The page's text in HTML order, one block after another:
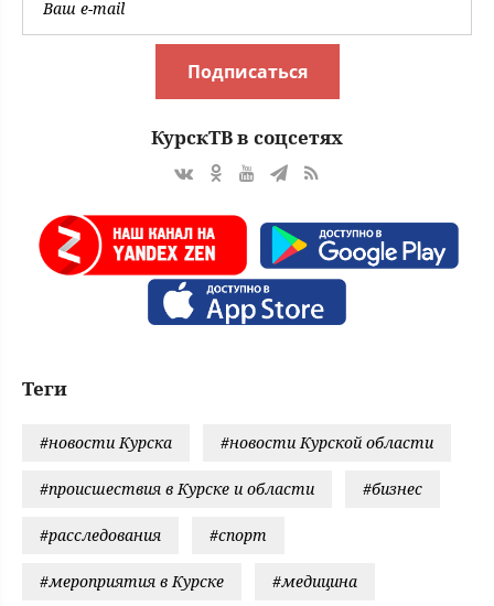
Подписаться
КурскТВ в соцсетях
Теги
#новости Курска #новости Курской области
#происшествия в Курске и области #бизнес
#расследования #спорт
#мероприятия в Курске #медицина